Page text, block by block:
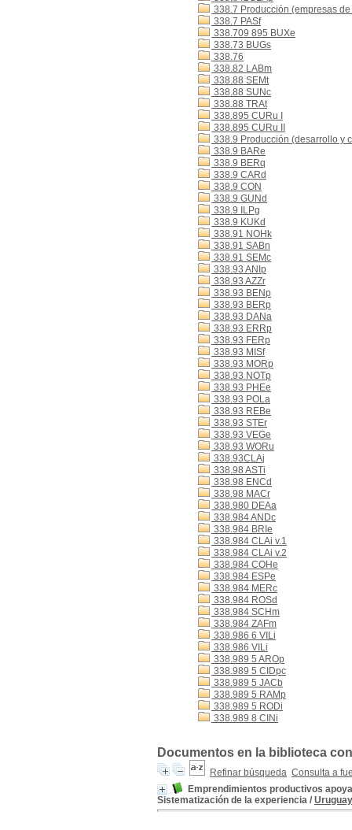
338.7 Producción (empresas
338.7 PASf
338.709 895 BUXe
338.73 BUGs
338.76
338.82 LABm
338.88 SEMt
338.88 SUNc
338.88 TRAt
338.895 CURu I
338.895 CURu II
338.9 Producción (desarrollo y
338.9 BARe
338.9 BERq
338.9 CARd
338.9 CON
338.9 GUNd
338.9 ILPg
338.9 KUKd
338.91 NOHk
338.91 SABn
338.91 SEMc
338.93 ANIp
338.93 AZZr
338.93 BENp
338.93 BERp
338.93 DANa
338.93 ERRp
338.93 FERp
338.93 MISf
338.93 MORp
338.93 NOTp
338.93 PHEe
338.93 POLa
338.93 REBe
338.93 STEr
338.93 VEGe
338.93 WORu
338.93CLAj
338.98 ASTi
338.98 ENCd
338.98 MACr
338.980 DEAa
338.984 ANDc
338.984 BRIe
338.984 CLAi v.1
338.984 CLAi v.2
338.984 COHe
338.984 ESPe
338.984 MERc
338.984 ROSd
338.984 SCHm
338.984 ZAFm
338.986 6 VILi
338.986 VILi
338.989 5 AROp
338.989 5 CIDpc
338.989 5 JACb
338.989 5 RAMp
338.989 5 RODi
338.989 8 CINi
Documentos en la biblioteca
Refinar búsqueda Consulta a
Emprendimientos productivos
Sistematización de la experiencia /